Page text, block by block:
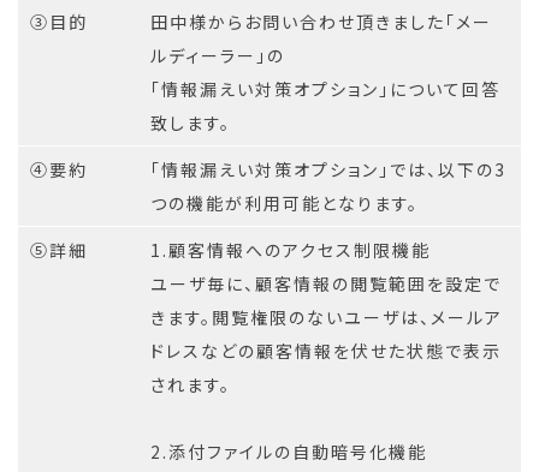
③目的
田中様からお問い合わせ頂きました「メー
ルディーラー」の
「情報漏えい対策オプション」について回答
致します。
④要約
「情報漏えい対策オプション」では、以下の3
つの機能が利用可能となります。
⑤詳細
1.顧客情報へのアクセス制限機能
ユーザ毎に、顧客情報の閲覧範囲を設定で
きます。閲覧権限のないユーザは、メールア
ドレスなどの顧客情報を伏せた状態で表示
されます。
2.添付ファイルの自動暗号化機能